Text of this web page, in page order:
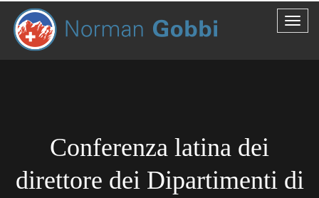
Conferenza latina dei
direttore dei Dipartimenti di